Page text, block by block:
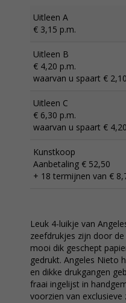
Uitleen A
€ 3,15 p.m.
Uitleen B
€ 4,20 p.m.
waarvan u spaart € 2,10
Uitleen C
€ 6,30 p.m.
waarvan u spaart € 4,20
Kunstkoop
Aanbetaling € 52,50
+ 18 termijnen van €
Leuk 4-luikje van
zeefdrukjes zijn door
mooi dik geschept
gedrukt. Angeles Nieto
en dikke drukgangen
fraai ingelijst in
voorzien van